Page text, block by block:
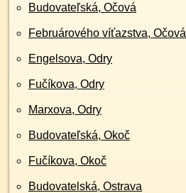
Budovateľská, Očová
Februárového víťazstva, Očová
Engelsova, Odry
Fučíkova, Odry
Marxova, Odry
Budovateľská, Okoč
Fučíkova, Okoč
Budovatelská, Ostrava